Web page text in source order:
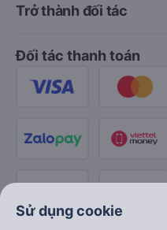
Trở thành đối tác
Đối tác thanh toán
Sử dụng cookie